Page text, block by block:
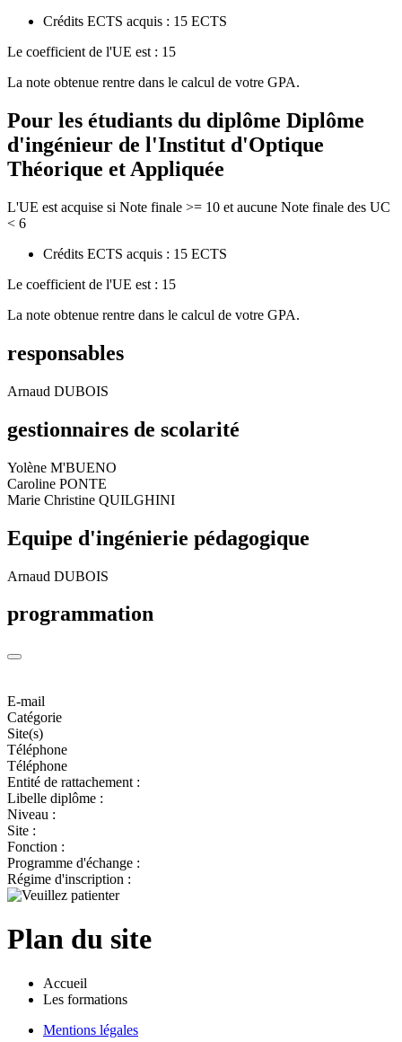
Crédits ECTS acquis : 15 ECTS
Le coefficient de l'UE est : 15
La note obtenue rentre dans le calcul de votre GPA.
Pour les étudiants du diplôme Diplôme
d'ingénieur de l'Institut d'Optique
Théorique et Appliquée
L'UE est acquise si Note finale >= 10 et aucune Note finale des UC
< 6
Crédits ECTS acquis : 15 ECTS
Le coefficient de l'UE est : 15
La note obtenue rentre dans le calcul de votre GPA.
responsables
Arnaud DUBOIS
gestionnaires de scolarité
Yolène M'BUENO
Caroline PONTE
Marie Christine QUILGHINI
Equipe d'ingénierie pédagogique
Arnaud DUBOIS
programmation
E-mail
Catégorie
Site(s)
Téléphone
Téléphone
Entité de rattachement :
Libelle diplôme :
Niveau :
Site :
Fonction :
Programme d'échange :
Régime d'inscription :
Plan du site
Accueil
Les formations
Mentions légales